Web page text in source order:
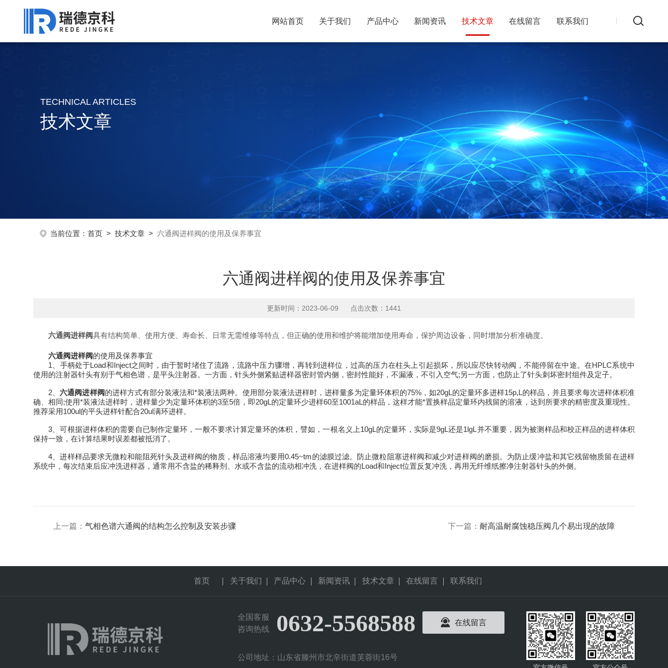
网站首页 关于我们 产品中心 新闻资讯 技术文章 在线留言 联系我们
TECHNICAL ARTICLES
技术文章
当前位置：首页 >技术文章 > 六通阀进样阀的使用及保养事宜
六通阀进样阀的使用及保养事宜
更新时间：2023-06-09 点击次数：1441
六通阀进样阀具有结构简单、使用方便、寿命长、日常无需维修等特点，但正确的使用和维护将能增加使用寿命，保护周边设备，同时增加分析准确度。
六通阀进样阀的使用及保养事宜
1、手柄处于Load和Inject之间时，由于暂时堵住了流路，流路中压力骤增，再转到进样位，过高的压力在柱头上引起损坏，所以应尽快转动阀，不能停留在中途。在HPLC系统中
使用的注射器针头有别于气相色谱，是平头注射器。一方面，针头外侧紧贴进样器密封管内侧，密封性能好，不漏液，不引入空气;另一方面，也防止了针头刺坏密封组件及定子。
2、六通阀进样阀的进样方式有部分装液法和*装液法两种。使用部分装液法进样时，进样量多为定量环体积的75%，如20gL的定量环多进样15p,L的样品，并且要求每次进样体积准
确、相同;使用*装液法进样时，进样量少为定量环体积的3至5倍，即20gL的定量环少进样60至1001aL的样品，这样才能*置换样品定量环内残留的溶液，达到所要求的精密度及重现性。
推荐采用100ul的平头进样针配合20ul满环进样。
3、可根据进样体积的需要自已制作定量环，一般不要求计算定量环的体积，譬如，一根名义上10gL的定量环，实际是9gL还是1lgL并不重要，因为被测样品和校正样品的进样体积
保持一致，在计算结果时误差都被抵消了。
4、进样样品要求无微粒和能阻死针头及进样阀的物质，样品溶液均要用0.45~tm的滤膜过滤。防止微粒阻塞进样阀和减少对进样阀的磨损。为防止缓冲盐和其它残留物质留在进样
系统中，每次结束后应冲洗进样器，通常用不含盐的稀释剂、水或不含盐的流动相冲洗，在进样阀的Load和Inject位置反复冲洗，再用无纤维纸擦净注射器针头的外侧。
上一篇：气相色谱六通阀的结构怎么控制及安装步骤 下一篇： 耐高温耐腐蚀稳压阀几个易出现的故障
首页 关于我们 产品中心 新闻资讯 技术文章 在线留言 联系我们
全国客服
咨询热线
0632-5568588 在线留言
公司地址：山东省滕州市北辛街道芙蓉街16号